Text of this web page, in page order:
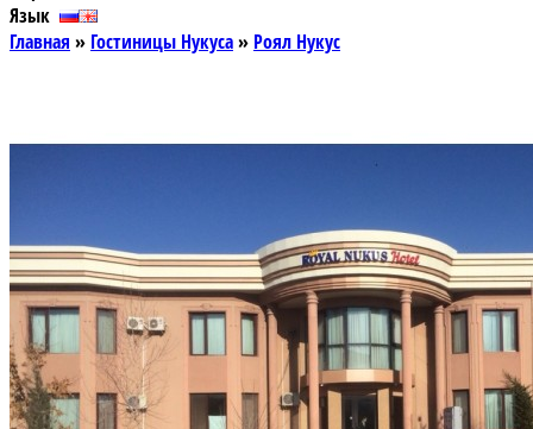
Язык
Главная » Гостиницы Нукуса» Роял Нукус